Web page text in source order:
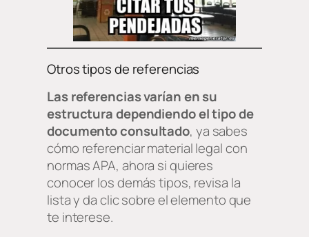
Otros tipos de referencias
Las referencias varían en su
estructura dependiendo el tipo de
documento consultado, ya sabes
cómo referenciar material legal con
normas APA, ahora si quieres
conocer los demás tipos, revisa la
lista y da clic sobre el elemento que
te interese.